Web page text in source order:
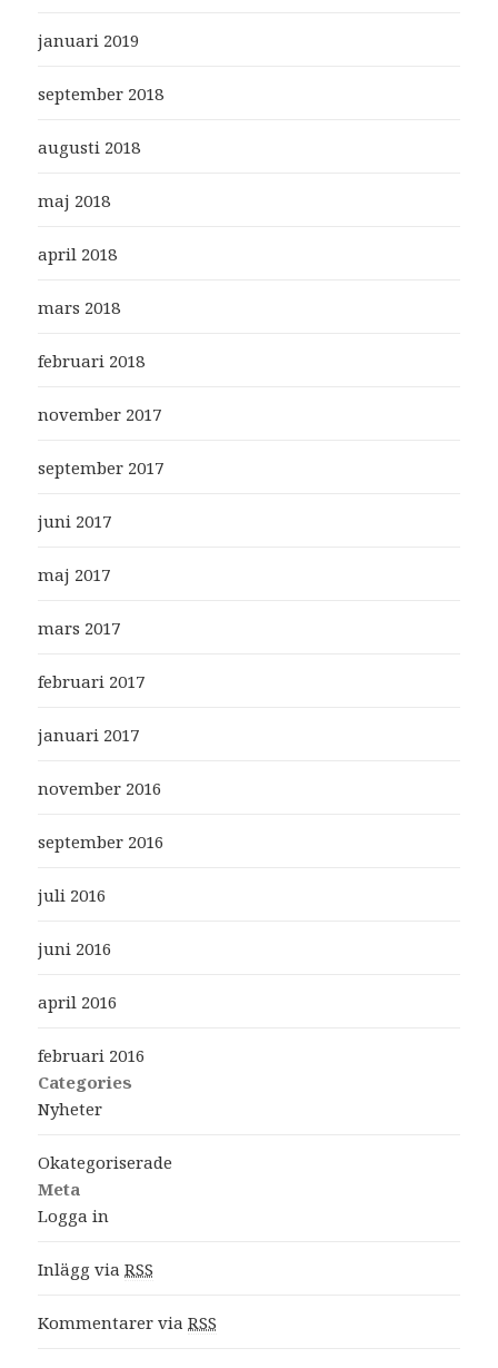
januari 2019
september 2018
augusti 2018
maj 2018
april 2018
mars 2018
februari 2018
november 2017
september 2017
juni 2017
maj 2017
mars 2017
februari 2017
januari 2017
november 2016
september 2016
juli 2016
juni 2016
april 2016
februari 2016
Categories
Nyheter
Okategoriserade
Meta
Logga in
Inlägg viaRSS
Kommentarer viaRSS